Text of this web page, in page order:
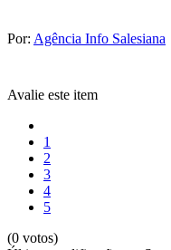
Por: Agência Info Salesiana
Avalie este item
1
2
3
4
5
(0 votos)